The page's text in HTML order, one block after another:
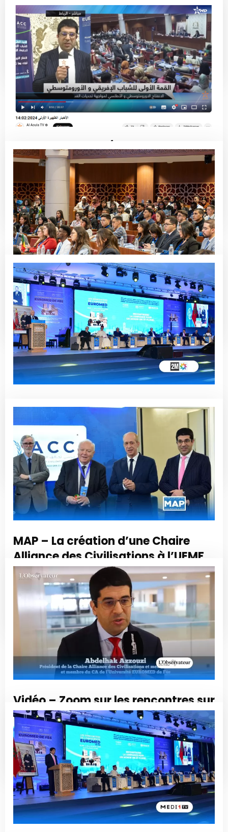
نداء الشباب من أجل المستقبل
Read More
فيديو – القمة الأولى للشباب الإفريقي
والأورومتوسطي الانفتاح الأورومتوسطي
والأطلسي لمواجهة تحديات الغد
Read More
..قمة الشباب الإفريقي-الأورومتوسطي
Read More
إحداث كرسي تحالف الحضارات بالجامعة
الأورومتوسطية بفاس، تكريس لرؤية جلالة
الملك (موراتينوس)
Read More
MAP – La création d’une Chaire
Alliance des Civilisations à l’UEMF
est la concrétisation de la vision de
SM le Roi
Read More
Vidéo – Zoom sur les rencontres sur
l’alliance des civilisation
organisées tenues à l’UEMF
Read More